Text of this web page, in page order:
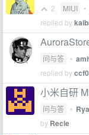
2 MIUI •
replied by
问与答 •
replied by
小米自研
问与答 •
by Recle